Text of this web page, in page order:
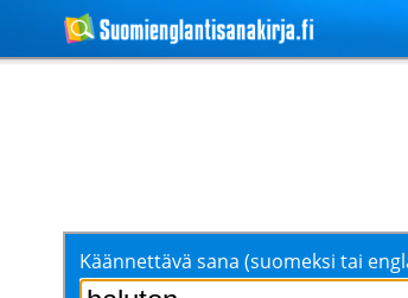
Käännettävä sana (suomeksi tai